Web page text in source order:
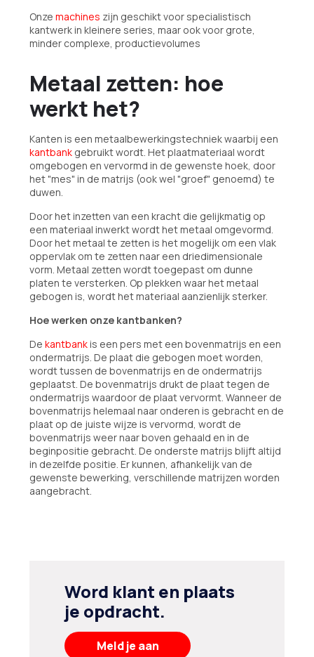
Onze machines zijn geschikt voor specialistisch
kantwerk in kleinere series, maar ook voor grote,
minder complexe, productievolumes
Metaal zetten: hoe
werkt het?
Kanten is een metaalbewerkingstechniek waarbij een
kantbank gebruikt wordt. Het plaatmateriaal wordt
omgebogen en vervormd in de gewenste hoek, door
het "mes" in de matrijs (ook wel "groef" genoemd) te
duwen.
Door het inzetten van een kracht die gelijkmatig op
een materiaal inwerkt wordt het metaal omgevormd.
Door het metaal te zetten is het mogelijk om een vlak
oppervlak om te zetten naar een driedimensionale
vorm. Metaal zetten wordt toegepast om dunne
platen te versterken. Op plekken waar het metaal
gebogen is, wordt het materiaal aanzienlijk sterker.
Hoe werken onze kantbanken?
De kantbankis een pers met een bovenmatrijs en een
ondermatrijs. De plaat die gebogen moet worden,
wordt tussen de bovenmatrijs en de ondermatrijs
geplaatst. De bovenmatrijs drukt de plaat tegen de
ondermatrijs waardoor de plaat vervormt. Wanneer de
bovenmatrijs helemaal naar onderen is gebracht en de
plaat op de juiste wijze is vervormd, wordt de
bovenmatrijs weer naar boven gehaald en in de
beginpositie gebracht. De onderste matrijs blijft altijd
in dezelfde positie. Er kunnen, afhankelijk van de
gewenste bewerking, verschillende matrijzen worden
aangebracht.
Word klant en plaats
je opdracht.
Meld je aan